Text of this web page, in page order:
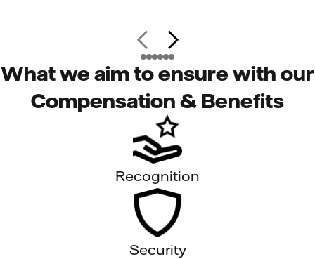
What we aim to ensure with our
Compensation & Benefits
Recognition
Security